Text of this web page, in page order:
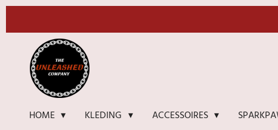
hoofdinhoud
HOME KLEDING ACCESSOIRES